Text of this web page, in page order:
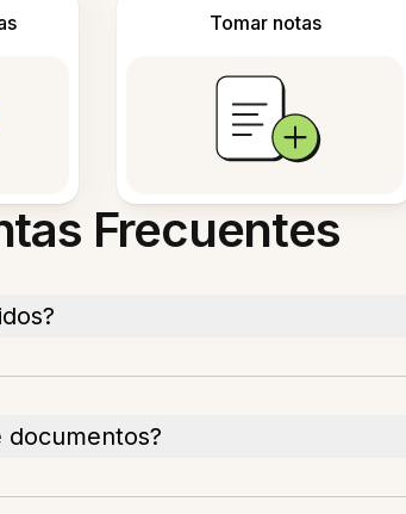
Tomar notas
Frecuentes
documentos?